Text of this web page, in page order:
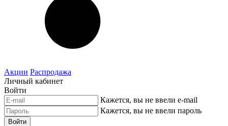
Акции Распродажа
Личный кабинет
Войти
Кажется, вы не ввели e-mail
Кажется, вы не ввели пароль
Войти